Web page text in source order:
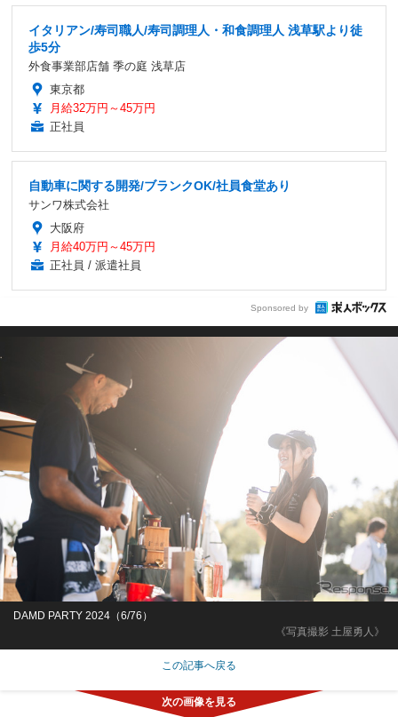
イタリアン/寿司職人/寿司調理人・和食調理人 浅草駅より徒
歩5分
外食事業部店舗 季の庭 浅草店
東京都
月給32万円～45万円
正社員
自動車に関する開発/ブランクOK/社員食堂あり
サンワ株式会社
大阪府
月給40万円～45万円
正社員 / 派遣社員
Sponsored by
《写真撮影 土屋勇人》
DAMD PARTY 2024（6/76）
この記事へ戻る